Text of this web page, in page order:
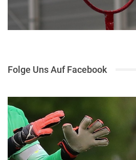
Folge Uns Auf Facebook